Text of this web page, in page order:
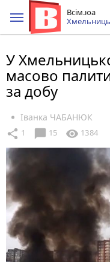
Всім.юа
У
масово
за добу
Іванка ЧАБАНЮК
share 1 chat_bubble 15 visibility 1384